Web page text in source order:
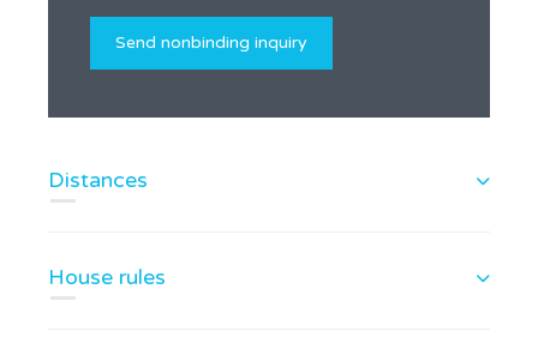
Distances
House rules